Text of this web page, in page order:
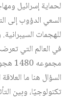
السعي الدؤوب إلى
للهجمات
السؤال هنا ما
تكنولوجيًا، وبين